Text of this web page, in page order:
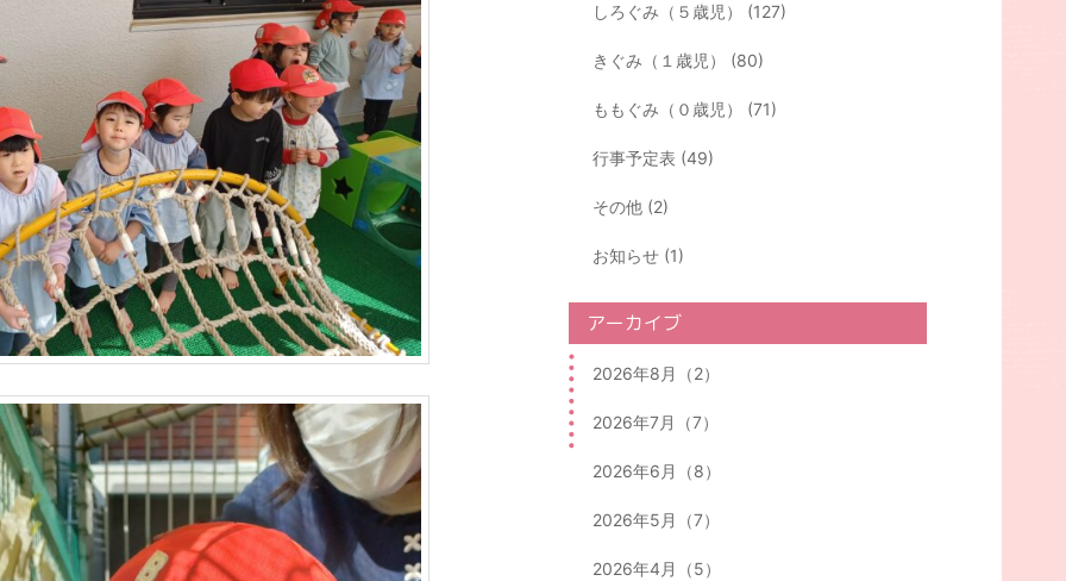
しろぐみ（５歳児） (127)
きぐみ（１歳児） (80)
ももぐみ（０歳児） (71)
行事予定表 (49)
その他 (2)
お知らせ (1)
アーカイブ
2026年8月（2）
2026年7月（7）
2026年6月（8）
2026年5月（7）
2026年4月（5）